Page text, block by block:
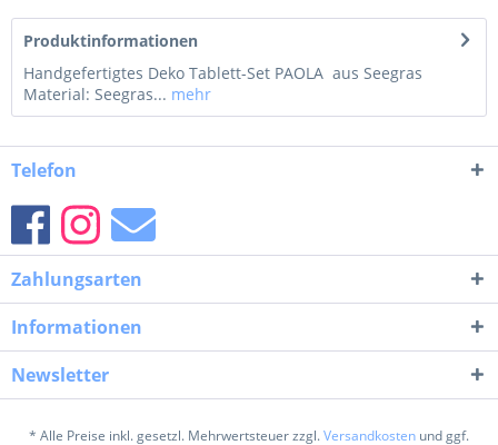
Produktinformationen
Handgefertigtes Deko Tablett-Set PAOLA aus Seegras
Material: Seegras... mehr
Telefon
Zahlungsarten
Informationen
Newsletter
* Alle Preise inkl. gesetzl. Mehrwertsteuer zzgl.Versandkosten und ggf.